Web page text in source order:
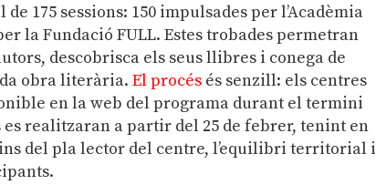
175 sessions: 150 impulsades per l’Acadèmia
la Fundació FULL. Estes trobades permetran
descobrisca els seus llibres i conega de
obra literària.El procés és senzill: els centres
en la web del programa durant el termini
es realitzaran a partir del 25 de febrer, tenint en
del pla lector del centre, l’equilibri territorial i